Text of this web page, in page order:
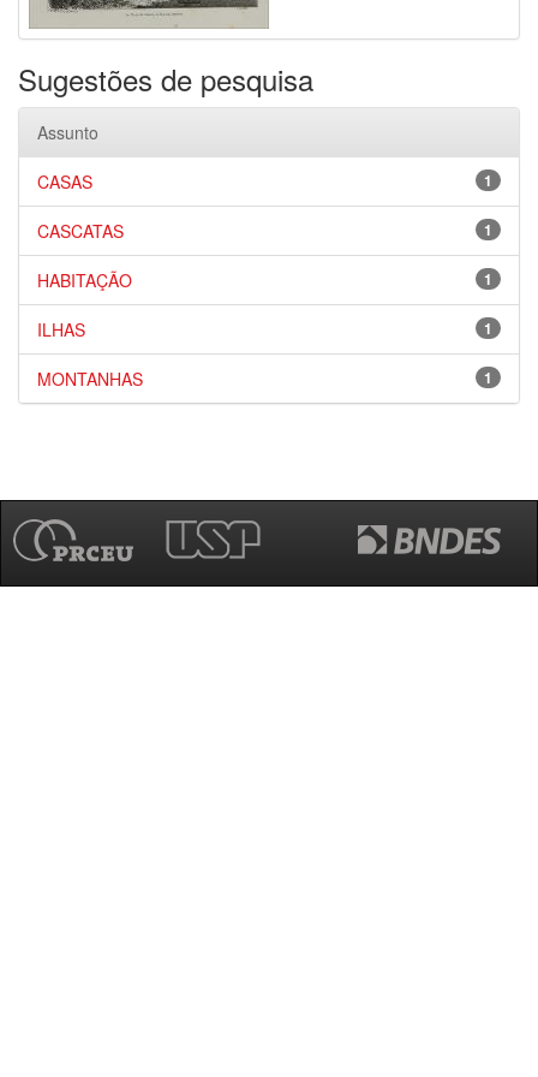
Sugestões de pesquisa
Assunto
1
CASAS
1
CASCATAS
1
HABITAÇÃO
1
ILHAS
1
MONTANHAS